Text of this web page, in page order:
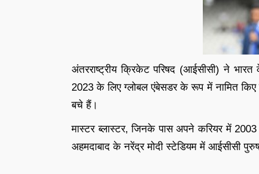
अंतरराष्ट्रीय क्रिकेट परिषद (आईसीसी) ने
2023 के लिए ग्लोबल एंबेसडर के रूप में नामित
बचे हैं।
मास्टर ब्लास्टर, जिनके पास अपने करियर में
अहमदाबाद के नरेंद्र मोदी स्टेडियम में आईसीसी